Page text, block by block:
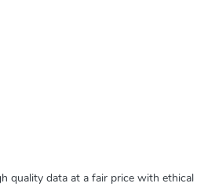
data at a fair price with